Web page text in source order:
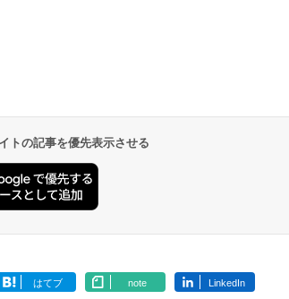
～
～
トの記事を優先表示させる
はてブ note LinkedIn